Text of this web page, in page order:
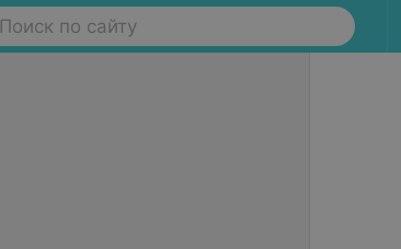
Поиск по сайту